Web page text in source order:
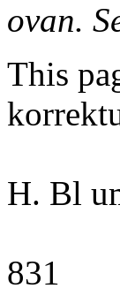
ovan.
This
H. Bl
831